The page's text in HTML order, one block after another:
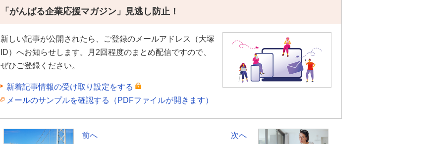
「がんばる企業応援マガジン」見逃し防止！
新しい記事が公開されたら、ご登録のメールアドレス（大塚
ID）へお知らせします。月2回程度のまとめ配信ですので、
ぜひご登録ください。
新着記事情報の受け取り設定をする
メールのサンプルを確認する（PDFファイルが開きます）
前へ
次へ